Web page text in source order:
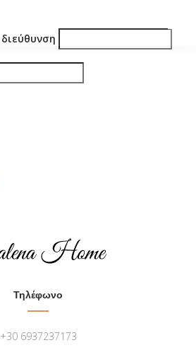
Τηλέφωνο
+30 6937237173